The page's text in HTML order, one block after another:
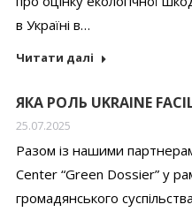
в Україні в…
Читати далі
ЯКА РОЛЬ UKRAINE
25.07.2025
Разом із нашими
Center “Green Dossier” у
громадянського